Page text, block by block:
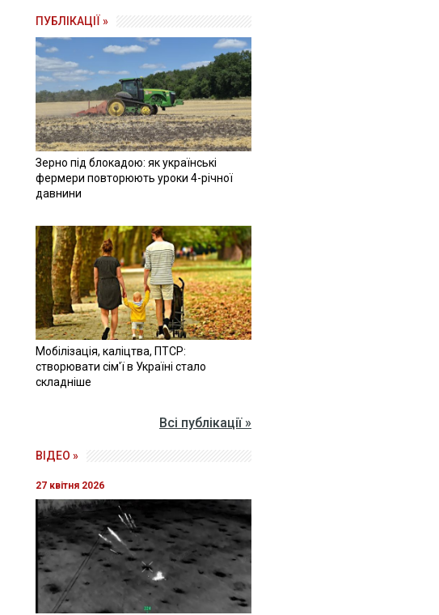
ПУБЛІКАЦІЇ »
Зерно під блокадою: як українські
фермери повторюють уроки 4-річної
давнини
Мобілізація, каліцтва, ПТСР:
створювати сім'ї в Україні стало
складніше
Всі публікації »
ВІДЕО »
27 квітня 2026